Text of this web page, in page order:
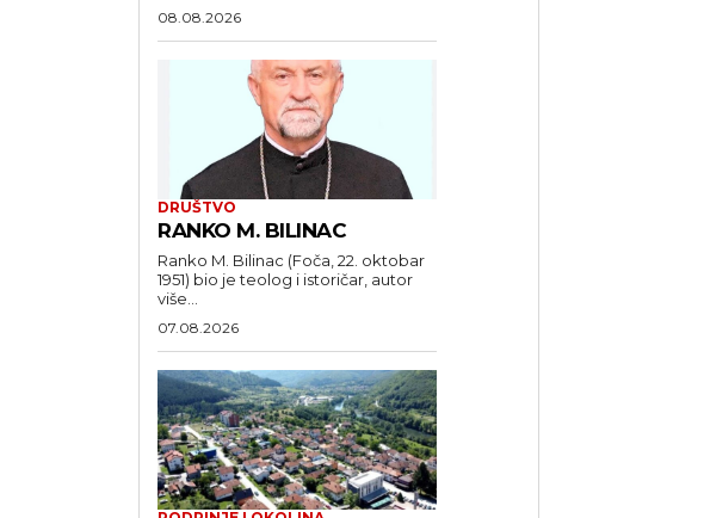
08.08.2026
DRUŠTVO
RANKO M. BILINAC
Ranko M. Bilinac (Foča, 22. oktobar
1951) bio je teolog i istoričar, autor
više...
07.08.2026